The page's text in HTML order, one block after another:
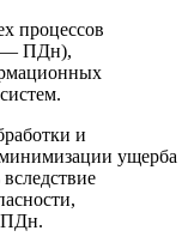
процессов
— ПДн),
и
ущерба
ПДн.